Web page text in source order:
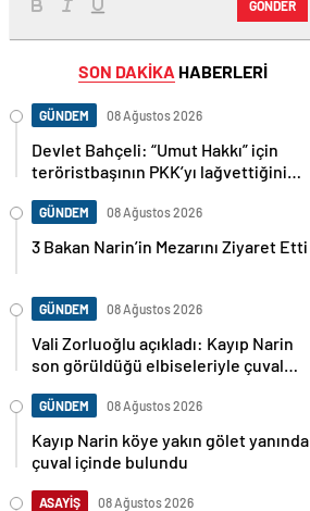
GÖNDER
SON DAKİKA HABERLERİ
GÜNDEM 08 Ağustos 2026
Devlet Bahçeli: “Umut Hakkı” için
teröristbaşının PKK’yı lağvettiğini
GÜNDEM 08 Ağustos 2026
3 Bakan Narin’in Mezarını Ziyaret Etti
GÜNDEM 08 Ağustos 2026
Vali Zorluoğlu açıkladı: Kayıp Narin
son görüldüğü elbiseleriyle çuval
GÜNDEM 08 Ağustos 2026
Kayıp Narin köye yakın gölet yanında
çuval içinde bulundu
ASAYİŞ 08 Ağustos 2026